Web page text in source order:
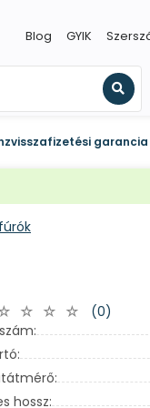
Blog GYIK
garancia
(0)
hossz: